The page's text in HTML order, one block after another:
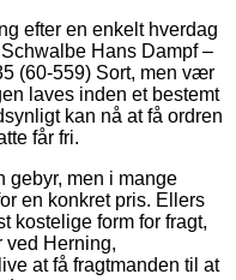
efter en enkelt hverdag
Hans Dampf –
(60-559) Sort, men vær
laves inden et bestemt
kan nå at få ordren
får fri.
gebyr, men i mange
en konkret pris. Ellers
kostelige form for fragt,
ved Herning,
at få fragtmanden til at